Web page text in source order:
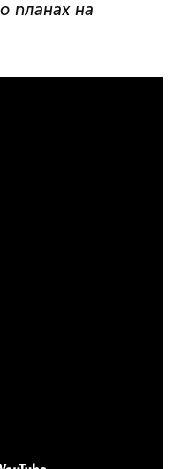
планах на